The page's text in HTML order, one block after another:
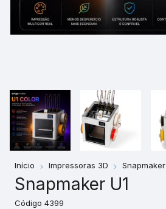
Início Impressoras 3D Snapmaker
Snapmaker U1
Código 4399